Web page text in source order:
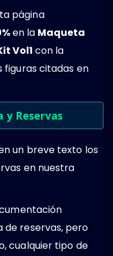
página
en la Maqueta
Vol1 con la
figuras citadas en
y Reservas
un breve texto los
en nuestra
reservas, pero
cualquier tipo de